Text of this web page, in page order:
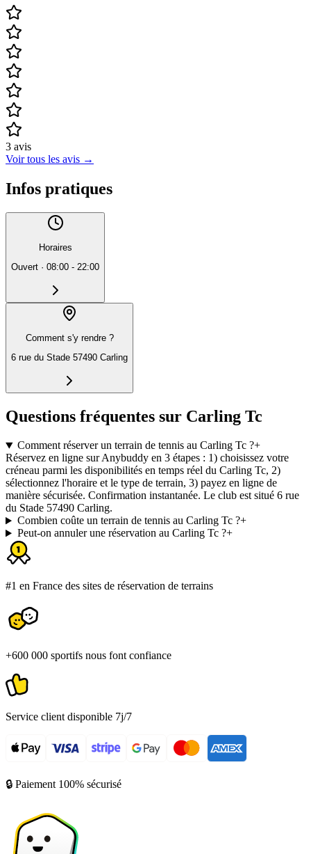
3 avis
Voir tous les avis →
Infos pratiques
Horaires
Ouvert · 08:00 - 22:00
Comment s'y rendre ?
6 rue du Stade 57490 Carling
Questions fréquentes sur Carling Tc
Comment réserver un terrain de tennis au Carling Tc ?+
Réservez en ligne sur Anybuddy en 3 étapes : 1) choisissez votre
créneau parmi les disponibilités en temps réel du Carling Tc, 2)
sélectionnez l'horaire et le type de terrain, 3) payez en ligne de
manière sécurisée. Confirmation instantanée. Le club est situé 6 rue
du Stade 57490 Carling.
Combien coûte un terrain de tennis au Carling Tc ?+
Peut-on annuler une réservation au Carling Tc ?+
#1 en France des sites de réservation de terrains
+600 000 sportifs nous font confiance
Service client disponible 7j/7
🔒 Paiement 100% sécurisé